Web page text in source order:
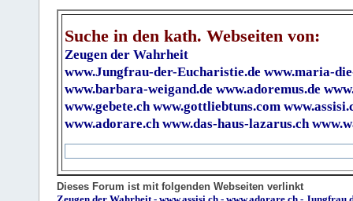
Suche in den kath. Webseiten von:
Zeugen der Wahrheit
www.Jungfrau-der-Eucharistie.de www.maria-
www.barbara-weigand.de www.adoremus.de
www.gebete.ch www.gottliebtuns.com
www.adorare.ch www.das-haus-lazarus.ch
Dieses Forum ist mit folgenden Webseiten verlinkt